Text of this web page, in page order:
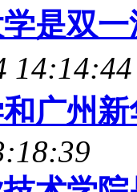
是双
14:14:44
广州